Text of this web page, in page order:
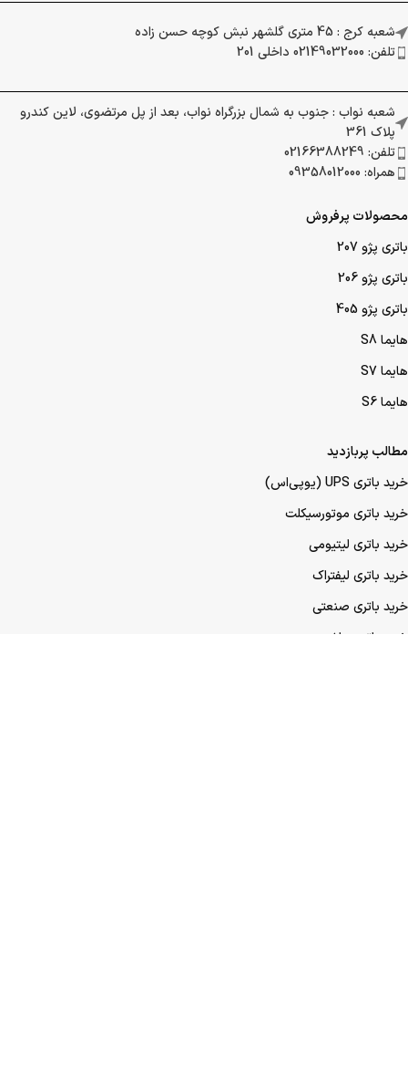
شعبه کرج : 45 متری گلشهر نبش کوچه حسن زاده
تلفن: 02149032000 داخلی 201
شعبه نواب : جنوب به شمال بزرگراه نواب، بعد از پل مرتضوی، لاین کندرو
پلاک 361
تلفن: 02166388249
همراه: 09358012000
محصولات پرفروش
باتری پژو 207
باتری پژو 206
باتری پژو 405
هایما S8
هایما S7
هایما S6
مطالب پربازدید
خرید باتری UPS (یو‌پی‌اس)
خرید باتری موتورسیکلت
خرید باتری لیتیومی
خرید باتری لیفتراک
خرید باتری صنعتی
خرید باتری ماشین